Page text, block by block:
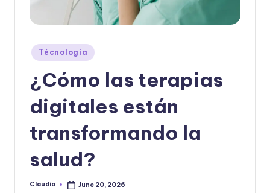
T
Posted
in
Técnologia
¿Cómo las terapias
digitales están
transformando la
salud?
Posted
Claudia June 20, 2026